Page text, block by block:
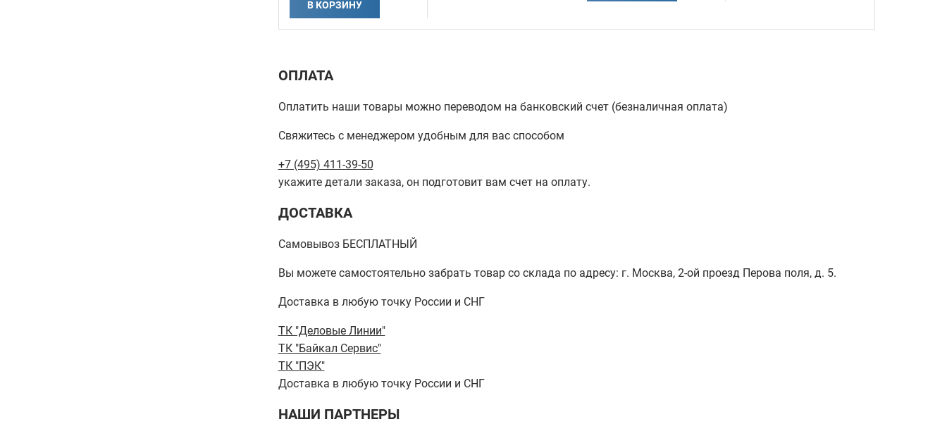
В КОРЗИНУ
ОПЛАТА
Оплатить наши товары можно переводом на банковский счет (безналичная оплата)
Свяжитесь с менеджером удобным для вас способом
+7 (495) 411-39-50
укажите детали заказа, он подготовит вам счет на оплату.
ДОСТАВКА
Самовывоз БЕСПЛАТНЫЙ
Вы можете самостоятельно забрать товар со склада по адресу: г. Москва, 2-ой проезд Перова поля, д. 5.
Доставка в любую точку России и СНГ
ТК "Деловые Линии"
ТК "Байкал Сервис"
ТК "ПЭК"
Доставка в любую точку России и СНГ
НАШИ ПАРТНЕРЫ